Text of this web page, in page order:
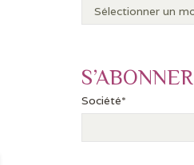
S’ABONNER
Société*